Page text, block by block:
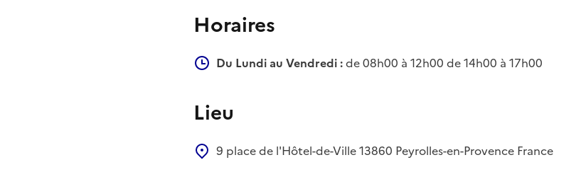
Horaires
Du Lundi au Vendredi :de 08h00 à 12h00 de 14h00 à 17h00
Lieu
9 place de l'Hôtel-de-Ville13860 Peyrolles-en-Provence France